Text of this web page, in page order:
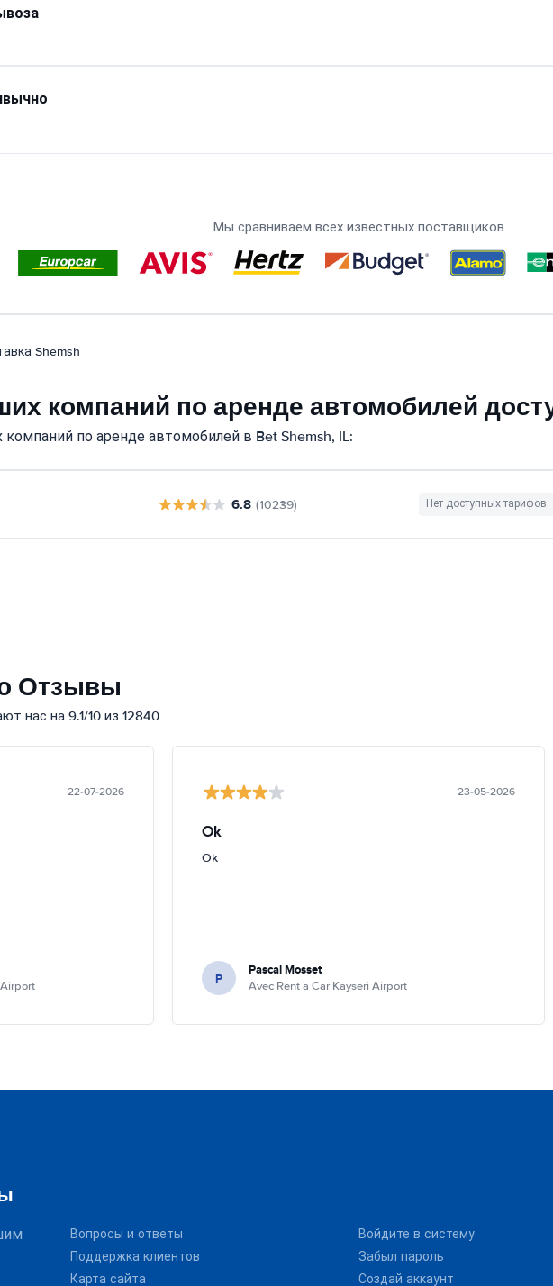
Мы сравниваем всех известных поставщиков
Shemsh
компаний по аренде автомобилей
по аренде автомобилей в Bet Shemsh, IL:
6.8 (10239) Нет доступных тарифов
Отзывы
нас на 9.1/10 из 12840
22-07-2026 23-05-2026
Ok
Ok
P Pascal Mosset
Avec Rent a Car Kayseri Airport
Вопросы и ответы
Поддержка клиентов
Карта сайта
Войдите в систему
Забыл пароль
Создай аккаунт